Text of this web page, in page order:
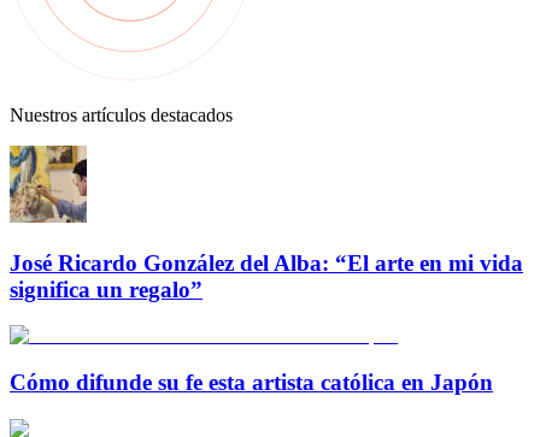
Nuestros artículos destacados
José Ricardo González del Alba: “El arte en mi vida
significa un regalo”
Cómo difunde su fe esta artista católica en Japón